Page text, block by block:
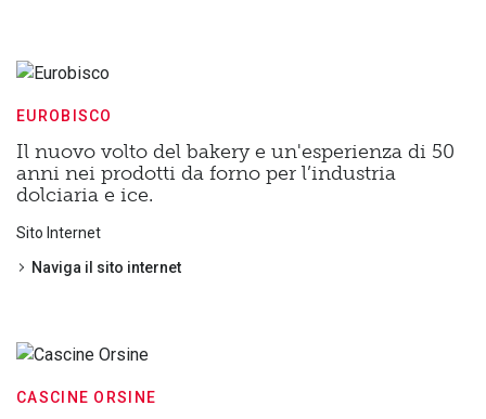
EUROBISCO
Il nuovo volto del bakery e un'esperienza di 50
anni nei prodotti da forno per l’industria
dolciaria e ice.
Sito Internet
Naviga il sito internet
CASCINE ORSINE